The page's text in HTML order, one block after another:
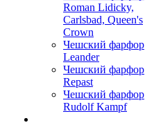
Roman Lidicky,
Carlsbad, Queen's
Crown
Чешский фарфор
Leander
Чешский фарфор
Repast
Чешский фарфор
Rudolf Kampf